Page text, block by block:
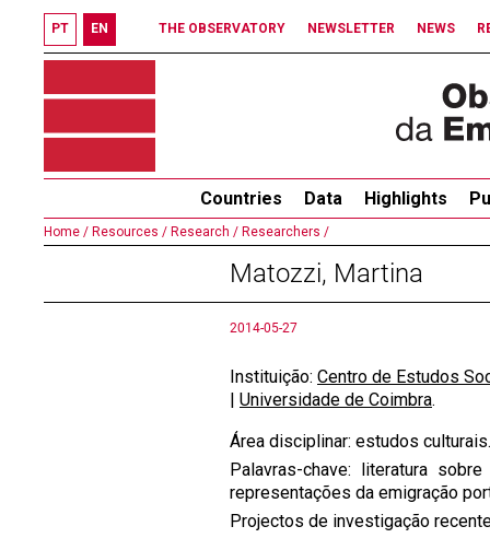
PT EN THE OBSERVATORY NEWSLETTER NEWS
Countries Data Highlights
Home / Resources / Research / Researchers /
Matozzi, Martina
2014-05-27
Instituição: Centro de Estudos
| Universidade de Coimbra.
Área disciplinar: estudos culturais.
Palavras-chave: literatura
representações da emigração
Projectos de investigação